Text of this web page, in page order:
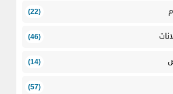
(22)
(46)
(14)
(57)